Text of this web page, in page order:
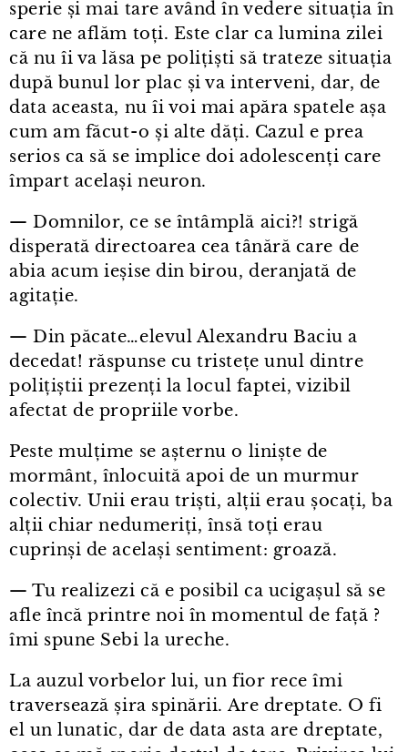
sperie și mai tare având în vedere situația în
care ne aflăm toți. Este clar ca lumina zilei
că nu îi va lăsa pe polițiști să trateze situația
după bunul lor plac și va interveni, dar, de
data aceasta, nu îi voi mai apăra spatele așa
cum am făcut⁠-⁠o și alte dăți. Cazul e prea
serios ca să se implice doi adolescenți care
împart același neuron.
— Domnilor, ce se întâmplă aici?! strigă
disperată directoarea cea tânără care de
abia acum ieșise din birou, deranjată de
agitație.
— Din păcate…elevul Alexandru Baciu a
decedat! răspunse cu tristețe unul dintre
polițiștii prezenți la locul faptei, vizibil
afectat de propriile vorbe.
Peste mulțime se așternu o liniște de
mormânt, înlocuită apoi de un murmur
colectiv. Unii erau triști, alții erau șocați, ba
alții chiar nedumeriți, însă toți erau
cuprinși de același sentiment: groază.
— Tu realizezi că e posibil ca ucigașul să se
afle încă printre noi în momentul de față ?
îmi spune Sebi la ureche.
La auzul vorbelor lui, un fior rece îmi
traversează șira spinării. Are dreptate. O fi
el un lunatic, dar de data asta are dreptate,